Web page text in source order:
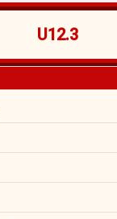
U12.3